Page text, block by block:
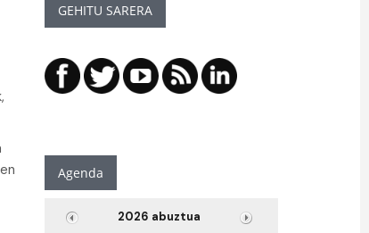
GEHITU SARERA
Agenda
2026 abuztua